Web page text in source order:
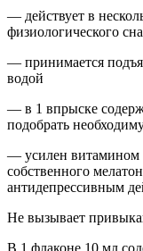
— действует в
физиологического сна
— принимается
водой
— в 1 впрыске
подобрать
— усилен витамином
собственного
антидепрессивным
Не вызывает
В 1 флаконе 10 мл